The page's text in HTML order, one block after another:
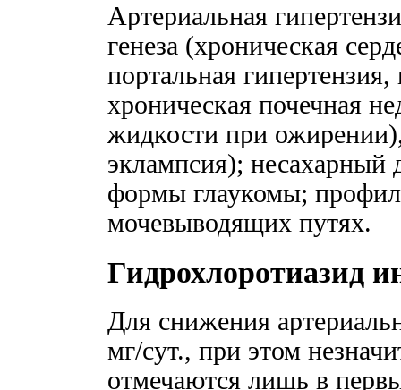
Артериальная
генеза (хроническая
портальная
хроническая почечная
жидкости при
эклампсия); несахарный
формы глаукомы;
мочевыводящих путях.
Гидрохлоротиазид
Для снижения
мг/сут., при этом
отмечаются лишь в